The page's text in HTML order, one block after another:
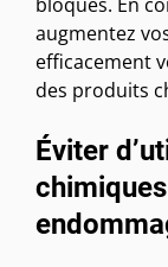
augmentez
efficacement
des produits
Éviter